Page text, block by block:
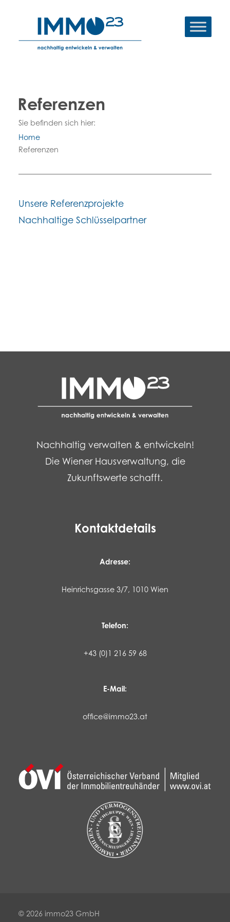
Referenzen
Sie befinden sich hier:
Home
Referenzen
Unsere Referenzprojekte
Nachhaltige Schlüsselpartner
Nachhaltig verwalten & entwickeln!
Die Wiener Hausverwaltung, die
Zukunftswerte schafft.
Kontaktdetails
Adresse:
Heinrichsgasse 3/7, 1010 Wien
Telefon:
+43 (0)1 216 59 68
E-Mail:
office@immo23.at
© 2026 immo23 GmbH